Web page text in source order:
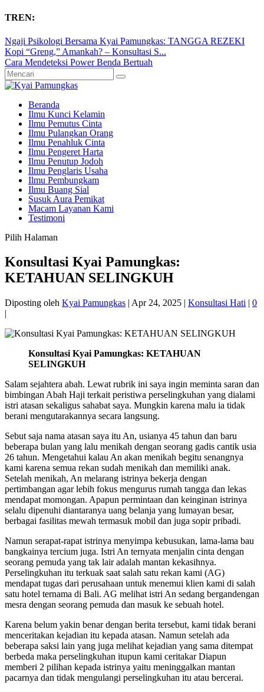
TREN:
Ngaji Psikologi Bersama Kyai Pamungkas: TANGGA REZEKI
Kopi “Greng,” Amankah? – Konsultasi S...
Cara Mendeteksi Power Benda Bertuah
Beranda
Ilmu Kunci Kelamin
Ilmu Pemutus Cinta
Ilmu Pulangkan Orang
Ilmu Penahluk Cinta
Ilmu Pengeret Harta
Ilmu Penutup Jodoh
Ilmu Penglaris Usaha
Ilmu Pembungkam
Ilmu Buang Sial
Susuk Aura Pemikat
Macam Layanan Kami
Testimoni
Pilih Halaman
Konsultasi Kyai Pamungkas:
KETAHUAN SELINGKUH
Diposting oleh Kyai Pamungkas | Apr 24, 2025 | Konsultasi Hati | 0
|
Konsultasi Kyai Pamungkas: KETAHUAN
SELINGKUH
Salam sejahtera abah. Lewat rubrik ini saya ingin meminta saran dan
bimbingan Abah Haji terkait peristiwa perselingkuhan yang dialami
istri atasan sekaligus sahabat saya. Mungkin karena malu ia tidak
berani mengutarakannya secara langsung.
Sebut saja nama atasan saya itu An, usianya 45 tahun dan baru
beberapa bulan yang lalu menikah dengan seorang gadis cantik usia
26 tahun. Mengetahui kalau An akan menikah begitu senangnya
kami karena semua rekan sudah menikah dan memiliki anak.
Setelah menikah, An melarang istrinya bekerja dengan
pertimbangan agar lebih fokus mengurus rumah tangga dan lekas
mendapat momongan. Apapun permintaan dan keinginan istrinya
selalu dipenuhi diantaranya uang belanja yang lumayan besar,
berbagai fasilitas mewah termasuk mobil dan juga sopir pribadi.
Namun serapat-rapat istrinya menyimpa kebusukan, lama-lama bau
bangkainya tercium juga. Istri An ternyata menjalin cinta dengan
seorang pemuda yang tak lair adalah mantan kekasihnya.
Perselingkuhan itu terkuak saat salah satu rekan kami (AG)
mendapat tugas dari perusahaan untuk menemui klien kami di salah
satu hotel ternama di Bali. AG melihat istri An sedang bergandengan
mesra dengan seorang pemuda dan masuk ke sebuah hotel.
Karena belum yakin benar dengan berita tersebut, kami tidak berani
menceritakan kejadian itu kepada atasan. Namun setelah ada
beberapa saksi lain yang juga melihat kejadian yang sama ditempat
berbeda maka perselingkuhan itupun kami ceritakar Diapun
memberi 2 pilihan kepada istrinya yaitu meninggalkan mantan
pacarnya dan tidak mengulangi perselingkuhan itu atau bercerai.